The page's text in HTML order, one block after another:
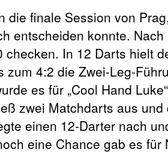
die finale Session von
entscheiden konnte.
In 12 Darts hielt
4:2 die Zwei-Leg-
es für „Cool Hand
zwei Matchdarts aus und
einen 12-Darter nach
eine Chance gab es für